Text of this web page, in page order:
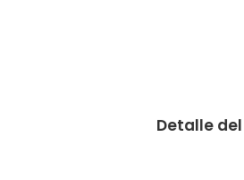
Detalle